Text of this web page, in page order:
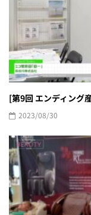
[第9回 エンディング
2023/08/30